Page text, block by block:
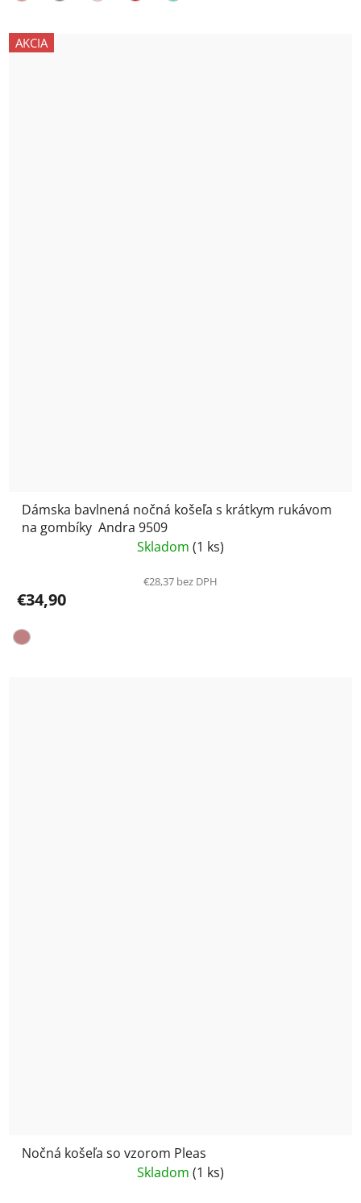
AKCIA
Dámska bavlnená nočná košeľa s krátkym rukávom
na gombíky Andra 9509
Skladom (1 ks)
€28,37 bez DPH
€34,90
Nočná košeľa so vzorom Pleas
Skladom (1 ks)